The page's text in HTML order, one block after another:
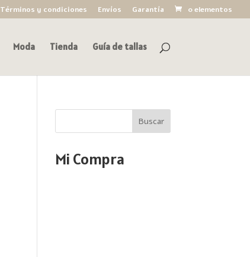
Términos y condiciones Envíos Garantía 0 elementos
Moda Tienda Guía de tallas
Buscar
Mi Compra